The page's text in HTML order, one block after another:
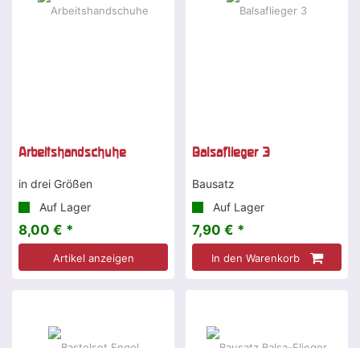
Arbeitshandschuhe
in drei Größen
Auf Lager
8,00 € *
Artikel anzeigen
Balsaflieger 3
Bausatz
Auf Lager
7,90 € *
In den Warenkorb